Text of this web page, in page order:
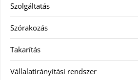
Szolgáltatás
Szórakozás
Takarítás
Vállalatirányítási rendszer